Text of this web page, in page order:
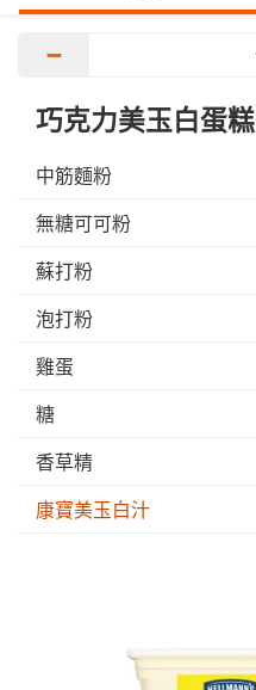
−
巧克力美玉白蛋糕
中筋麵粉
無糖可可粉
蘇打粉
泡打粉
雞蛋
糖
香草精
康寶美玉白汁